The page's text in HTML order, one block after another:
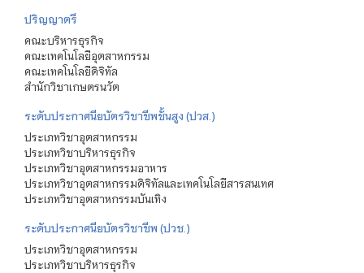
ปริญญาตรี
คณะบริหารธุรกิจ
คณะเทคโนโลยีอุตสาหกรรม
คณะเทคโนโลยีดิจิทัล
สำนักวิชาเกษตรนวัต
ระดับประกาศนียบัตรวิชาชีพชั้นสูง (ปวส.)
ประเภทวิชาอุตสาหกรรม
ประเภทวิชาบริหารธุรกิจ
ประเภทวิชาอุตสาหกรรมอาหาร
ประเภทวิชาอุตสาหกรรมดิจิทัลและเทคโนโลยีสารสนเทศ
ประเภทวิชาอุตสาหกรรมบันเทิง
ระดับประกาศนียบัตรวิชาชีพ (ปวช.)
ประเภทวิชาอุตสาหกรรม
ประเภทวิชาบริหารธุรกิจ